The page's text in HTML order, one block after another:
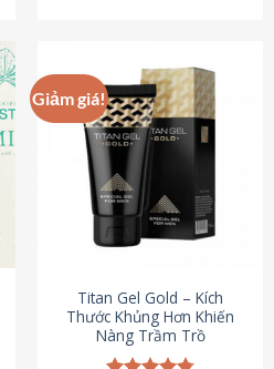
có
nhiều
biến
tùy
chọn
có
chọn
trên
trang
Giảm giá!
Titan Gel Gold – Kích
Thước Khủng Hơn Khiến
Nàng Trầm Trồ